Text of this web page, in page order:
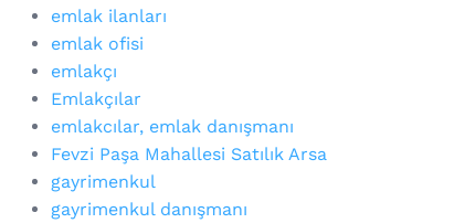
emlak ilanları
emlak ofisi
emlakçı
Emlakçılar
emlakcılar, emlak danışmanı
Fevzi Paşa Mahallesi Satılık Arsa
gayrimenkul
gayrimenkul danışmanı